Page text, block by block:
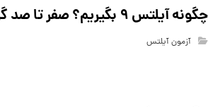
چگونه آیلتس ۹ بگیریم؟ صفر تا صد گرفتن نمره ۹
آزمون آیلتس